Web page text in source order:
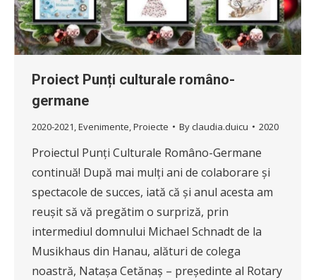
Proiect Punți culturale româno-
germane
2020-2021,Evenimente,Proiecte By claudia.duicu 2020
Proiectul Punți Culturale Româno-Germane
continuă! După mai mulți ani de colaborare și
spectacole de succes, iată că și anul acesta am
reușit să vă pregătim o surpriză, prin
intermediul domnului Michael Schnadt de la
Musikhaus din Hanau, alături de colega
noastră, Natașa Cetănaș – președinte al Rotary